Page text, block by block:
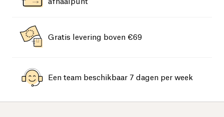
afhaalpunt
Gratis levering boven €69
Een team beschikbaar 7 dagen per week